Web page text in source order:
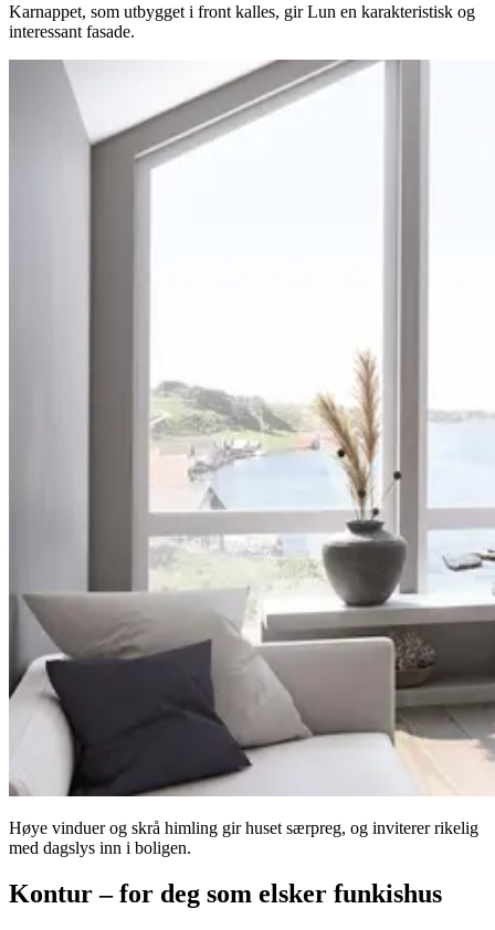
Karnappet, som utbygget i front kalles, gir Lun en karakteristisk og
interessant fasade.
Høye vinduer og skrå himling gir huset særpreg, og inviterer rikelig
med dagslys inn i boligen.
Kontur – for deg som elsker funkishus